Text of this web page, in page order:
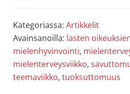
Kategoriassa: Artikkelit
Avainsanoilla: lasten
mielenhyvinvointi,
mielenterveysviikko,
teemaviikko, tuoksuttomuus